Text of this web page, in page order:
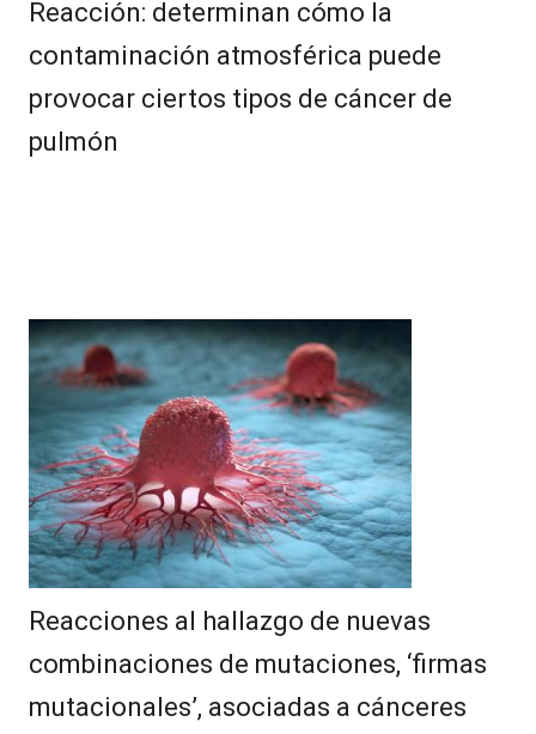
Reacción: determinan cómo la
contaminación atmosférica puede
provocar ciertos tipos de cáncer de
pulmón
Reacciones al hallazgo de nuevas
combinaciones de mutaciones, ‘firmas
mutacionales’, asociadas a cánceres